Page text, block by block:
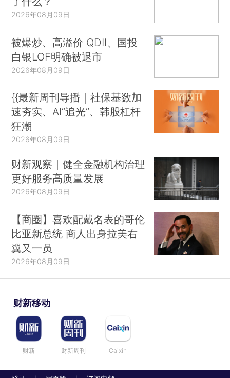
2026年08月09日
被爆炒、高溢价 QDII、国投
白银LOF明确被退市
2026年08月09日
{{最新周刊导播｜社保基数加
速夯实、AI“追光”、韩股杠杆
狂潮
2026年08月09日
财新观察｜健全金融机构治理
更好服务高质量发展
2026年08月09日
【商圈】喜欢配戴名表的哥伦
比亚新总统 商人出身拉美右
翼又一员
2026年08月09日
财新移动
财新 财新周刊 Caixin